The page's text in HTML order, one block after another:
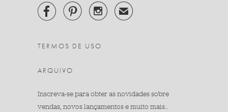
   ✉
TERMOS DE USO
ARQUIVO
Inscreva-se para obter as novidades sobre
vendas, novos lançamentos e muito mais…